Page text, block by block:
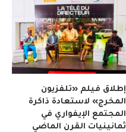
إطلاق فيلم «تلفزيون
المخرج» لاستعادة ذاكرة
المجتمع الإيفواري في
ثمانينيات القرن الماضي